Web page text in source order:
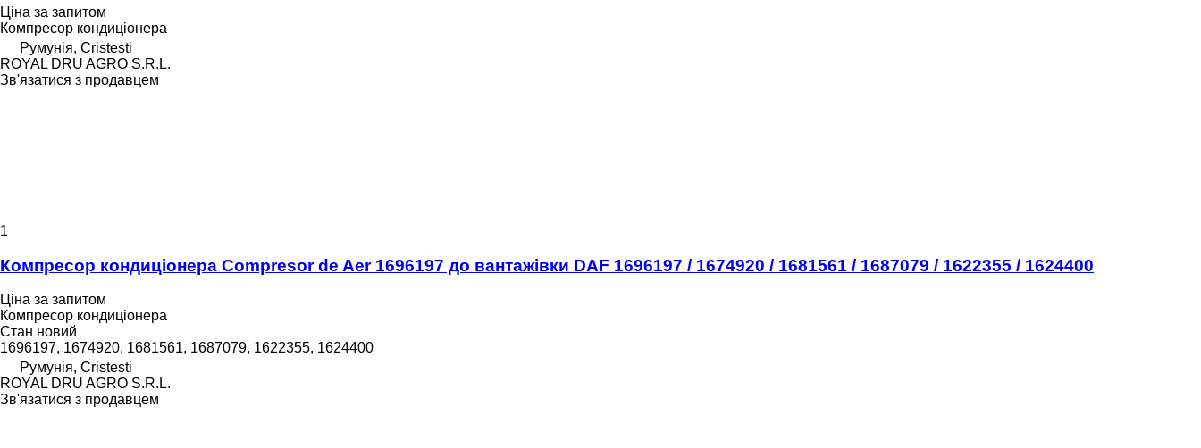
Ціна за запитом
Компресор кондиціонера
Румунія, Cristesti
ROYAL DRU AGRO S.R.L.
Зв'язатися з продавцем
1
Компресор кондиціонера Compresor de Aer 1696197 до вантажівки DAF 1696197 / 1674920 / 1681561 / 1687079 / 1622355 / 1624400
Ціна за запитом
Компресор кондиціонера
Стан новий
1696197, 1674920, 1681561, 1687079, 1622355, 1624400
Румунія, Cristesti
ROYAL DRU AGRO S.R.L.
Зв'язатися з продавцем